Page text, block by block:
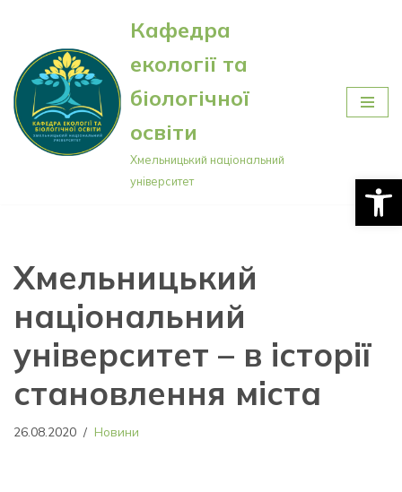
Перейти
до
вмісту
Кафедра
екології та
біологічної
освіти
Хмельницький національний
університет
Хмельницький
національний
університет – в історії
становлення міста
26.08.2020 Новини